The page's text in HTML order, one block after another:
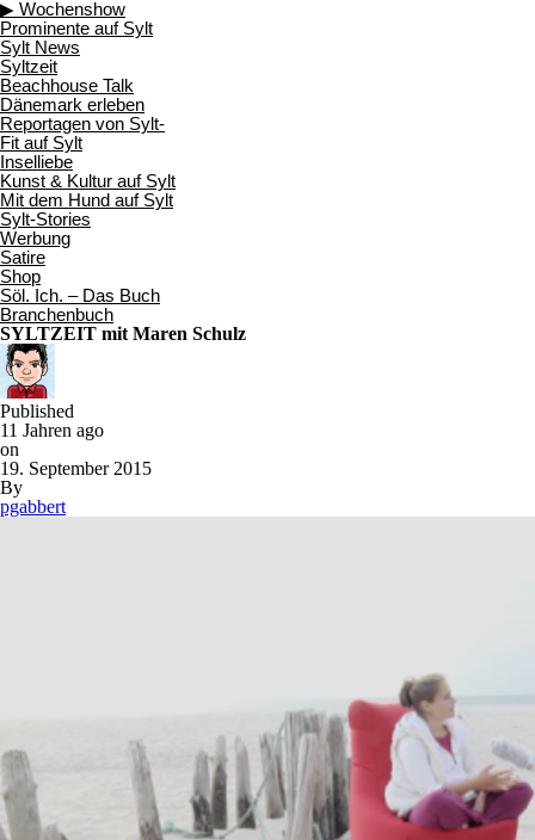
▶ Wochenshow
Prominente auf Sylt
Sylt News
Syltzeit
Beachhouse Talk
Dänemark erleben
Reportagen von Sylt-
Fit auf Sylt
Inselliebe
Kunst & Kultur auf Sylt
Mit dem Hund auf Sylt
Sylt-Stories
Werbung
Satire
Shop
Söl. Ich. – Das Buch
Branchenbuch
SYLTZEIT mit Maren Schulz
Published
11 Jahren ago
on
19. September 2015
By
pgabbert